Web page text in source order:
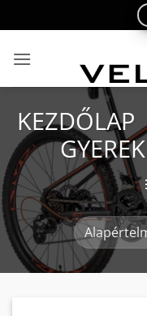
to
content
KEZDŐLAP
GYEREK